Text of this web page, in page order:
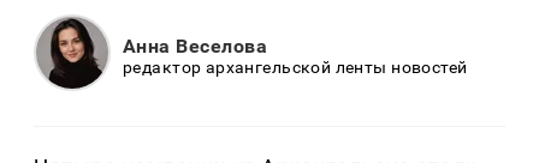
Анна Веселова
редактор архангельской ленты новостей